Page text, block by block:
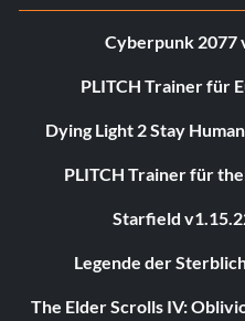
Cyberpunk 2077
PLITCH Trainer für
Dying Light 2 Stay
PLITCH Trainer für
Starfield
Legende der
The Elder Scrolls IV: